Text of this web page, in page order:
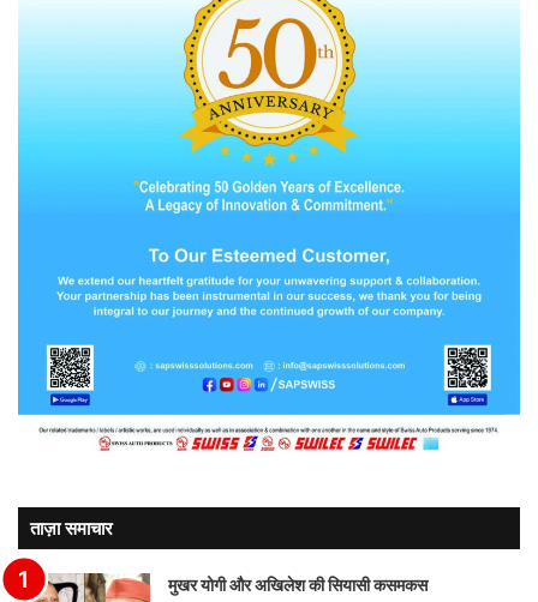
ताज़ा समाचार
मुखर योगी और अखिलेश की सियासी कसमकस